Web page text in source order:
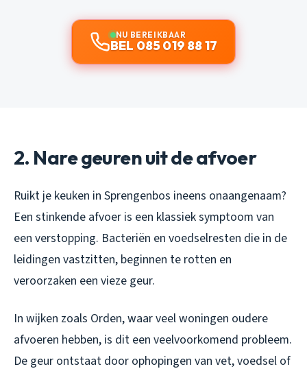
NU BEREIKBAAR
BEL 085 019 88 17
2. Nare geuren uit de afvoer
Ruikt je keuken in Sprengenbos ineens onaangenaam?
Een stinkende afvoer is een klassiek symptoom van
een verstopping. Bacteriën en voedselresten die in de
leidingen vastzitten, beginnen te rotten en
veroorzaken een vieze geur.
In wijken zoals Orden, waar veel woningen oudere
afvoeren hebben, is dit een veelvoorkomend probleem.
De geur ontstaat door ophopingen van vet, voedsel of